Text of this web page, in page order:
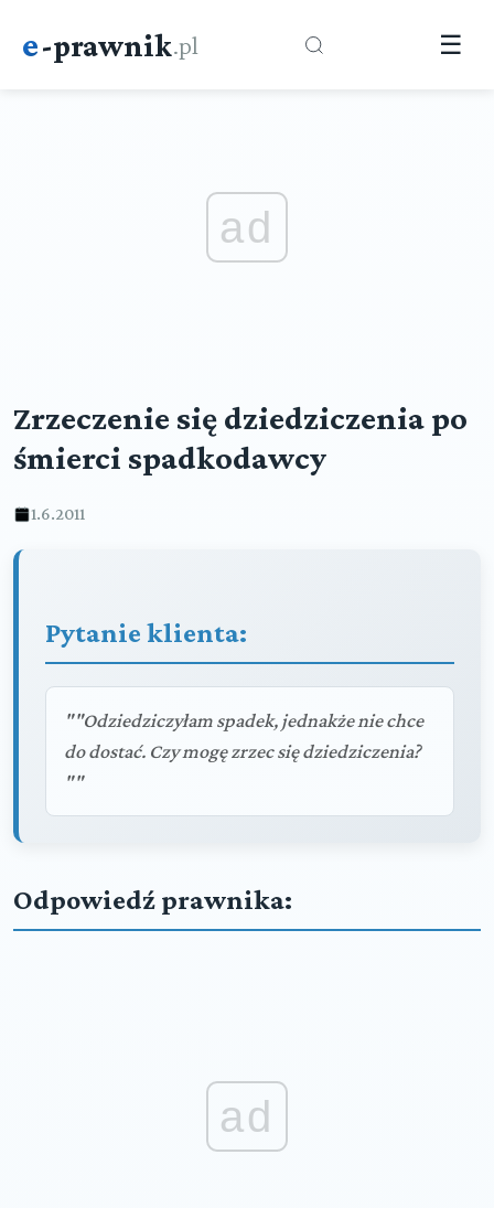
e-prawnik.pl ☰
ad
Zrzeczenie się dziedziczenia po
śmierci spadkodawcy
1.6.2011
Pytanie klienta:
""Odziedziczyłam spadek, jednakże nie chce
do dostać. Czy mogę zrzec się dziedziczenia?
""
Odpowiedź prawnika:
ad